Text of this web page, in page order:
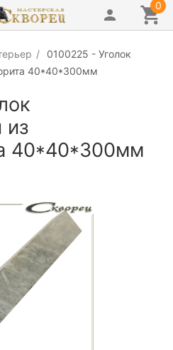
0
0100225 - Уголок
40*40*300мм
из
40*40*300мм